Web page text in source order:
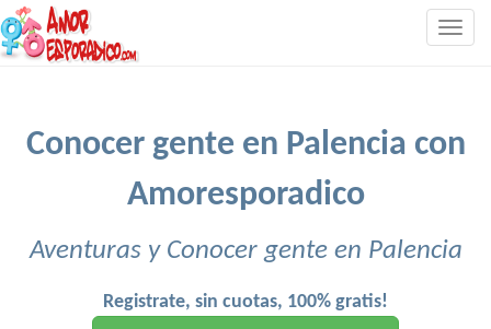
Conocer gente en Palencia con
Amoresporadico
Aventuras y Conocer gente en Palencia
Registrate, sin cuotas, 100% gratis!